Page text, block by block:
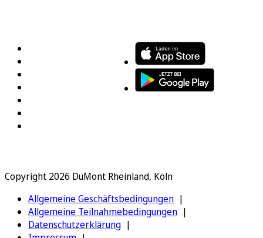
Copyright 2026 DuMont Rheinland, Köln
Allgemeine Geschäftsbedingungen
Allgemeine Teilnahmebedingungen
Datenschutzerklärung